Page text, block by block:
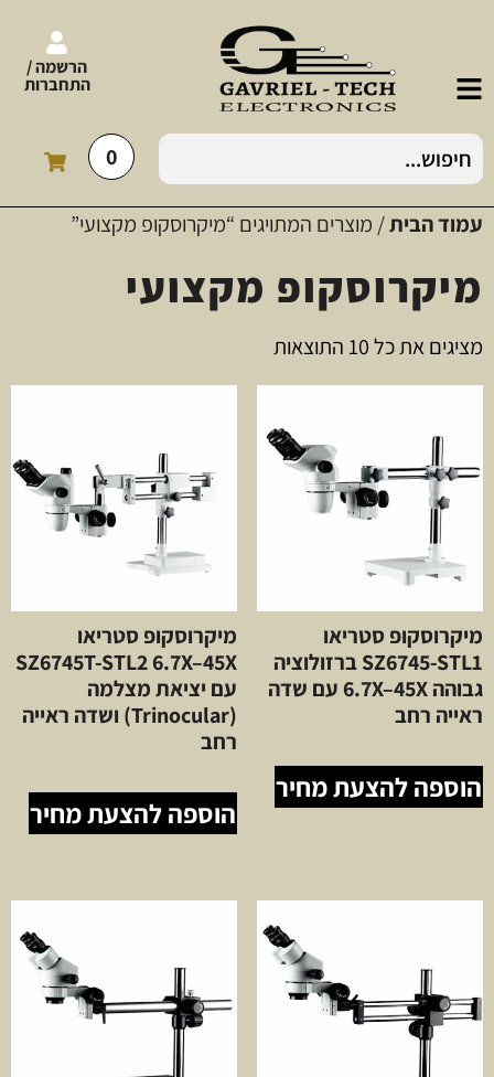
הרשמה /
התחברות
0
עמוד הבית/ מוצרים המתויגים “מיקרוסקופ מקצועי”
מיקרוסקופ מקצועי
מציגים את כל ⁦10⁩ התוצאות
מיקרוסקופ סטריאו
SZ6745-STL1 ברזולוציה
גבוהה 6.7X–45X עם שדה
ראייה רחב
הוספה להצעת מחיר
מיקרוסקופ סטריאו
SZ6745T-STL2 6.7X–45X
עם יציאת מצלמה
(Trinocular) ושדה ראייה
רחב
הוספה להצעת מחיר